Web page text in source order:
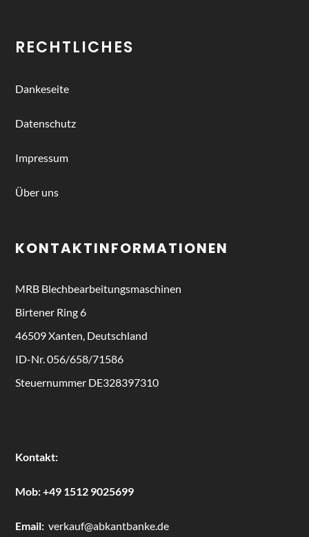
RECHTLICHES
Dankeseite
Datenschutz
Impressum
Über uns
KONTAKTINFORMATIONEN
MRB Blechbearbeitungsmaschinen
Birtener Ring 6
46509 Xanten, Deutschland
ID-Nr. 056/658/71586
Steuernummer DE328397310
Kontakt:
Mob:+49 1512 9025699
Email: verkauf@abkantbanke.de